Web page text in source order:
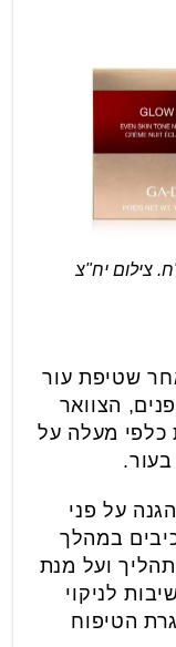
שטיפת עור
הצוואר
כלפי מעלה על
על פני
במהלך
ועל מנת
לניקוי
הטיפוח